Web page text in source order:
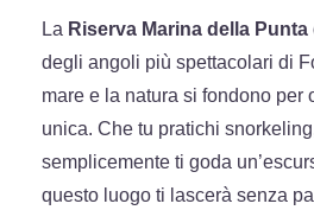
La Riserva Marina della Punta
degli angoli più spettacolari di
mare e la natura si fondono per
unica. Che tu pratichi
semplicemente ti goda
questo luogo ti lascerà senza